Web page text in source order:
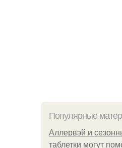
Популярные
Аллервэй и
таблетки могут